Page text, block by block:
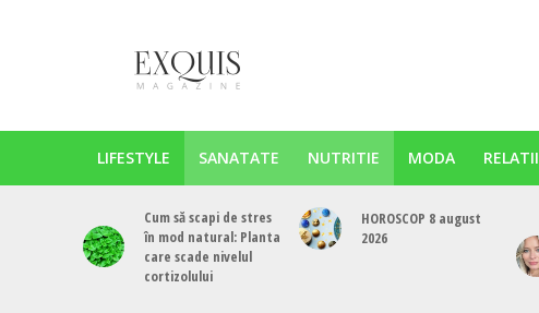
LIFESTYLE SANATATE NUTRITIE MODA RELATII
Cum să scapi de stres
în mod natural: Planta
care scade nivelul
cortizolului
HOROSCOP 8 august
2026